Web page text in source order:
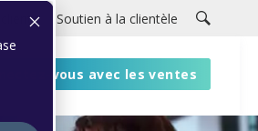
clients Soutien à la clientèle
vous avec les ventes